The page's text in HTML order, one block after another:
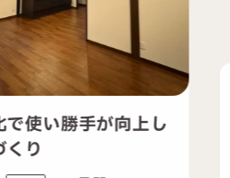
上し
2世帯の暮